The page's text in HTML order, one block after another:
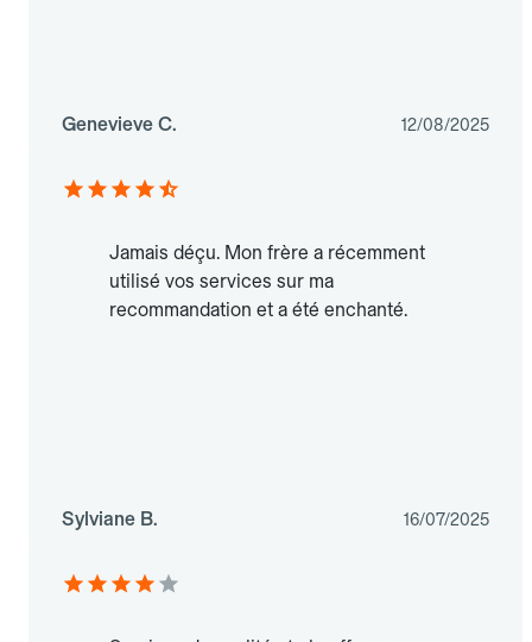
Genevieve C. 12/08/2025
Jamais déçu. Mon frère a récemment
utilisé vos services sur ma
recommandation et a été enchanté.
Sylviane B. 16/07/2025